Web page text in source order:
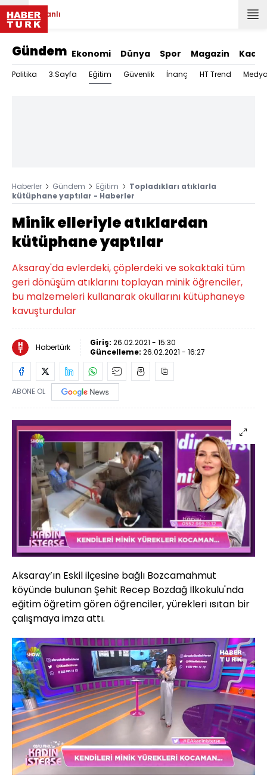
Canlı
Gündem Ekonomi Dünya Spor Magazin Kadın
Politika 3.Sayfa Eğitim Güvenlik İnanç HT Trend
Haberler Gündem Eğitim
Topladıkları atıklarla
kütüphane yaptılar - Haberler
Minik elleriyle atıklardan
kütüphane yaptılar
Aksaray'da evlerdeki, çöplerdeki ve sokaktaki tüm
geri dönüşüm atıklarını toplayan minik öğrenciler,
bu malzemeleri kullanarak okullarını kütüphaneye
kavuşturdular
Habertürk Giriş: 26.02.2021 - 15:30
Güncelleme: 26.02.2021 - 16:27
ABONE OL
Aksaray’ın Eskil ilçesine bağlı Bozcamahmut
köyünde bulunan Şehit Recep Bozdağ İlkokulu'nda
eğitim öğretim gören öğrenciler, yürekleri ısıtan bir
çalışmaya imza attı.
Sesi
Aç
Yüklendi:
46.39%
Oynatma
Hızı